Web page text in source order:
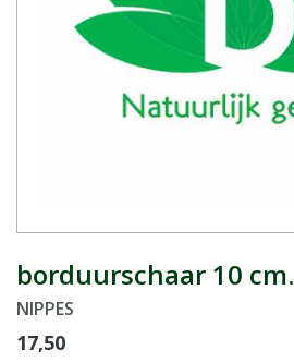
borduurschaar 10 cm.
NIPPES
17,50